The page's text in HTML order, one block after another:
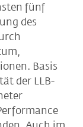
fünf
des
Basis
der LLB-